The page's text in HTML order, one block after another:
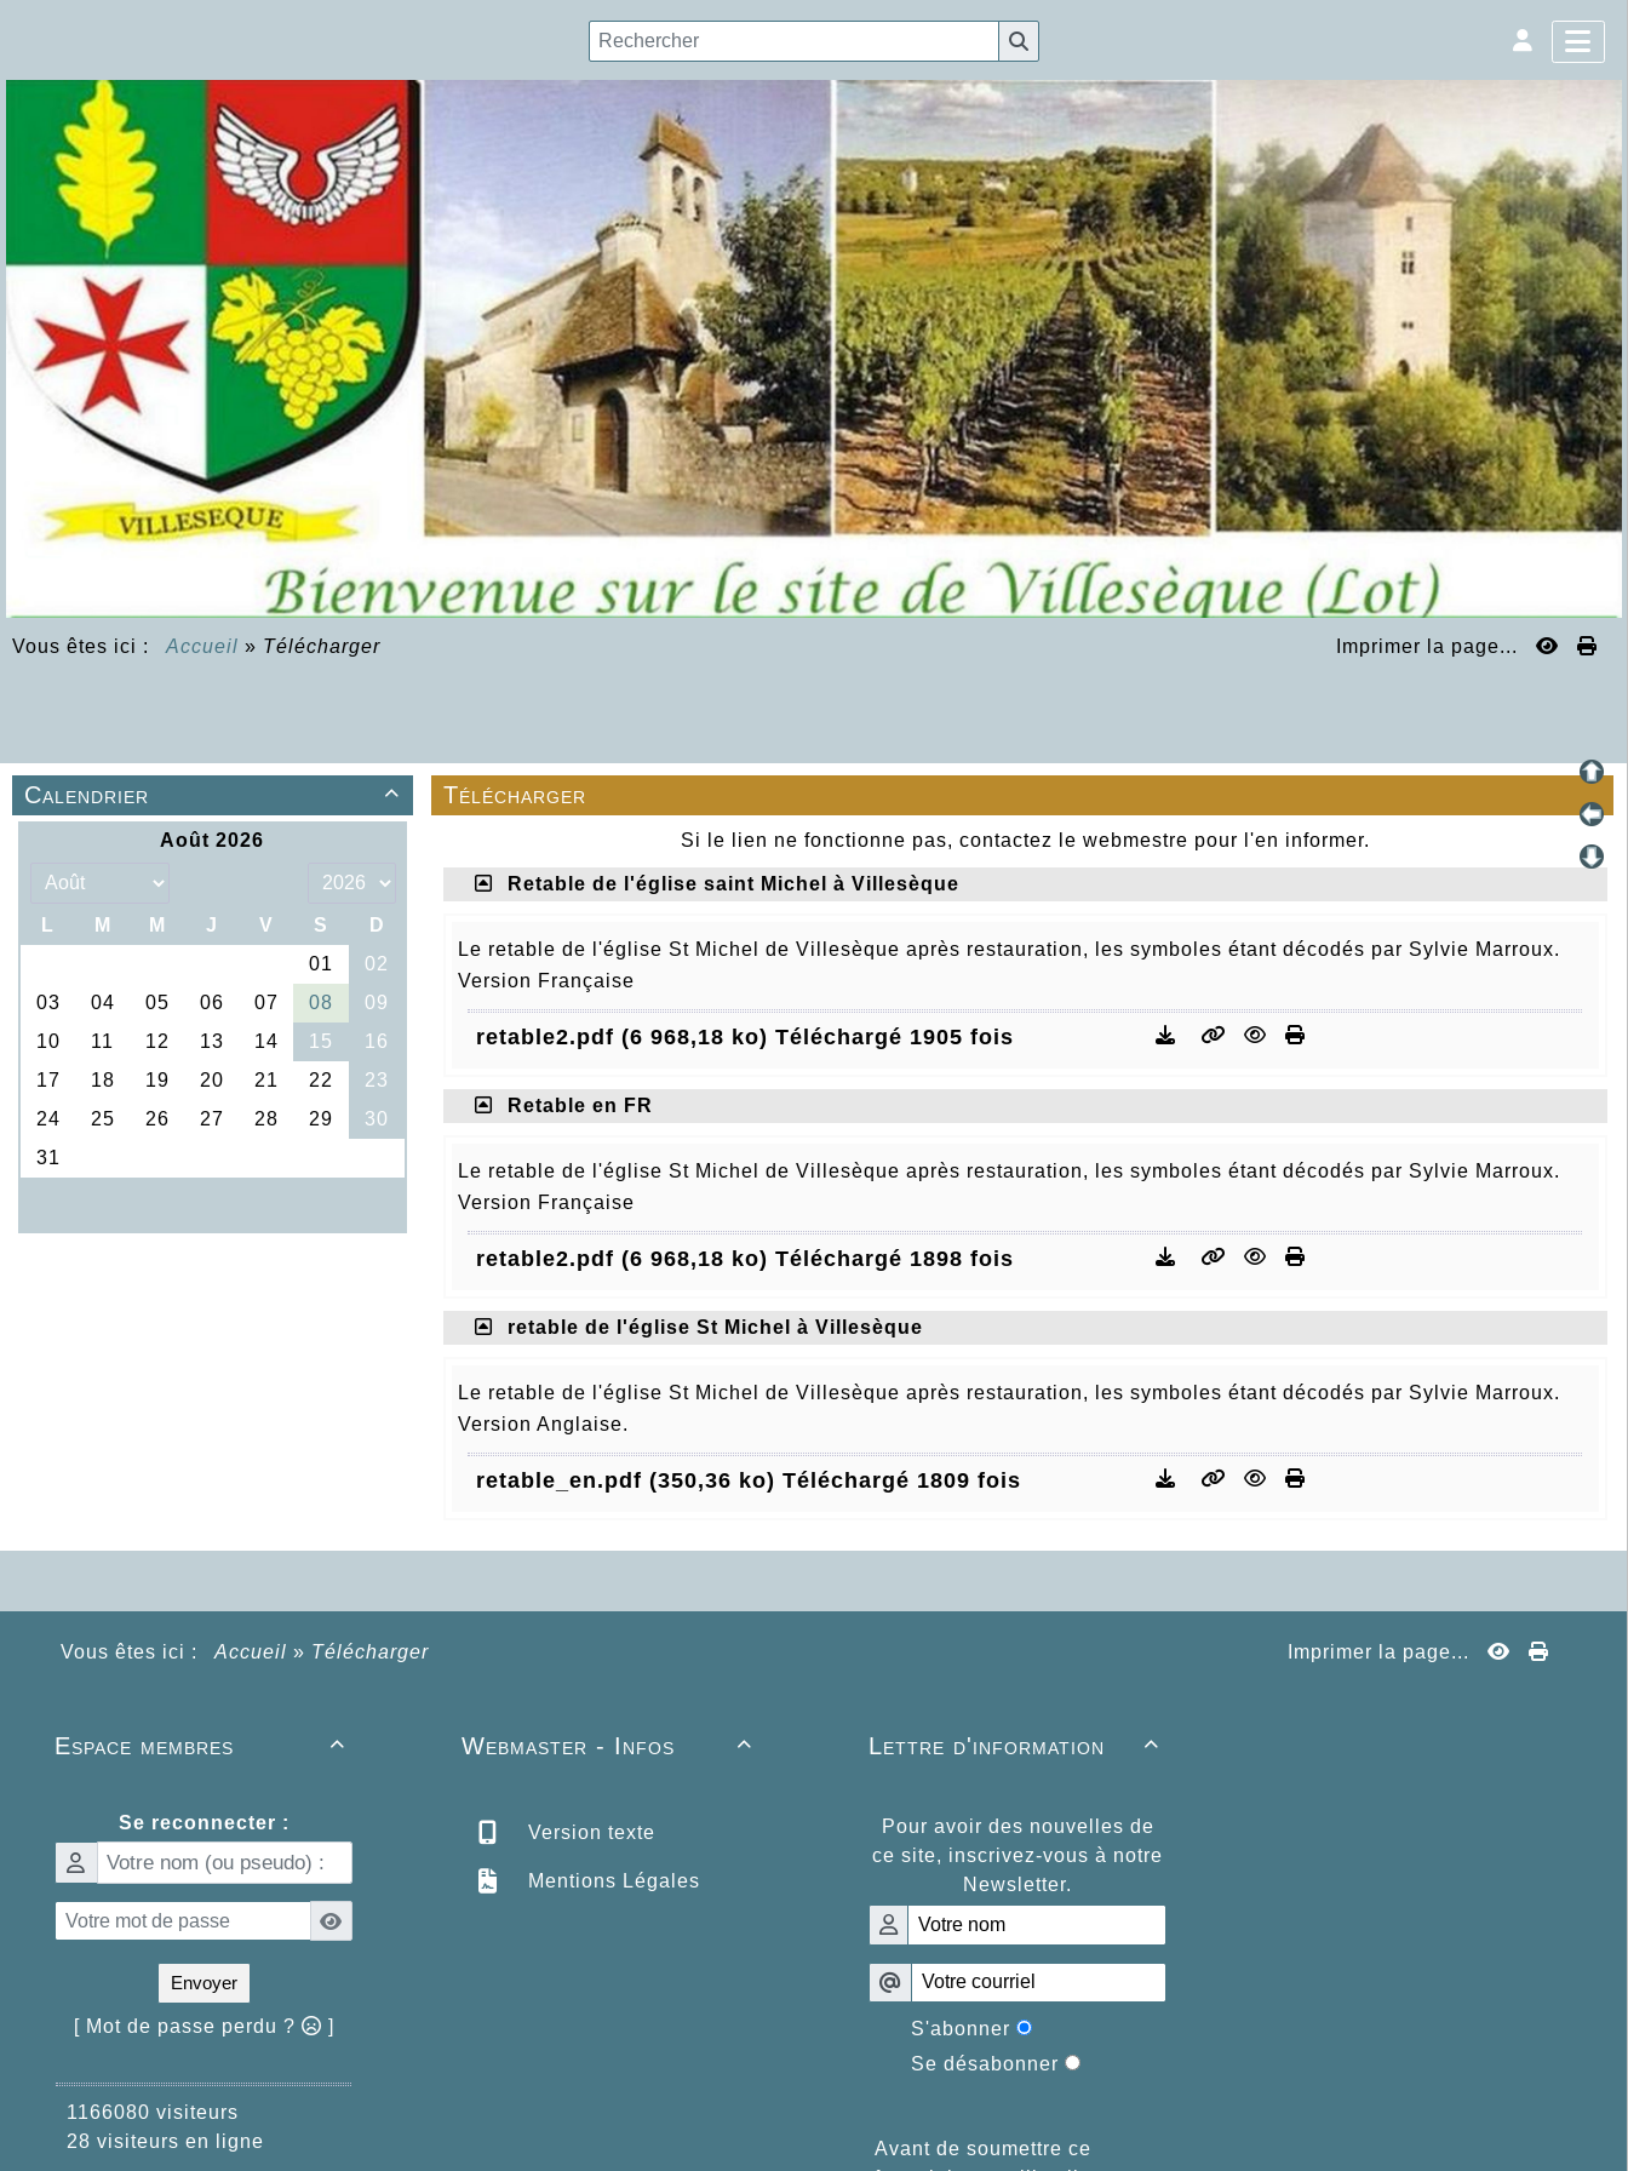
Vous êtes ici : Accueil » Télécharger Imprimer la page...

Calendrier Télécharger
Si le lien ne fonctionne pas, contactez le webmestre pour l'en informer.
Retable de l'église saint Michel à Villesèque
Le retable de l'église St Michel de Villesèque après restauration, les symboles étant décodés par Sylvie Marroux.
Version Française
retable2.pdf (6 968,18 ko) Téléchargé 1905 fois
Retable en FR
Le retable de l'église St Michel de Villesèque après restauration, les symboles étant décodés par Sylvie Marroux.
Version Française
retable2.pdf (6 968,18 ko) Téléchargé 1898 fois
retable de l'église St Michel à Villesèque
Le retable de l'église St Michel de Villesèque après restauration, les symboles étant décodés par Sylvie Marroux.
Version Anglaise.
retable_en.pdf (350,36 ko) Téléchargé 1809 fois
Vous êtes ici : Accueil » Télécharger Imprimer la page...

Espace membres
Se reconnecter :
Envoyer
[ Mot de passe perdu ? ]
1166080 visiteurs
28 visiteurs en ligne

Webmaster - Infos
Version texte
Mentions Légales

Lettre d'information
Pour avoir des nouvelles de
ce site, inscrivez-vous à notre
Newsletter.
S'abonner
Se désabonner
Avant de soumettre ce